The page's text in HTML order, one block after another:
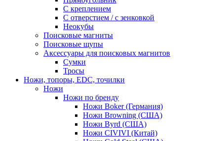
С креплением
С отверстием / с зенковкой
Неокубы
Поисковые магниты
Поисковые щупы
Аксессуары для поисковых магнитов
Сумки
Тросы
Ножи, топоры, EDC, точилки
Ножи
Ножи по бренду
Ножи Boker (Германия)
Ножи Browning (США)
Ножи Byrd (США)
Ножи CIVIVI (Китай)